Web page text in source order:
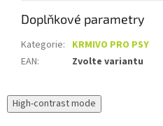
Doplňkové parametry
Kategorie: KRMIVO PRO PSY
EAN: Zvolte variantu
High-contrast mode